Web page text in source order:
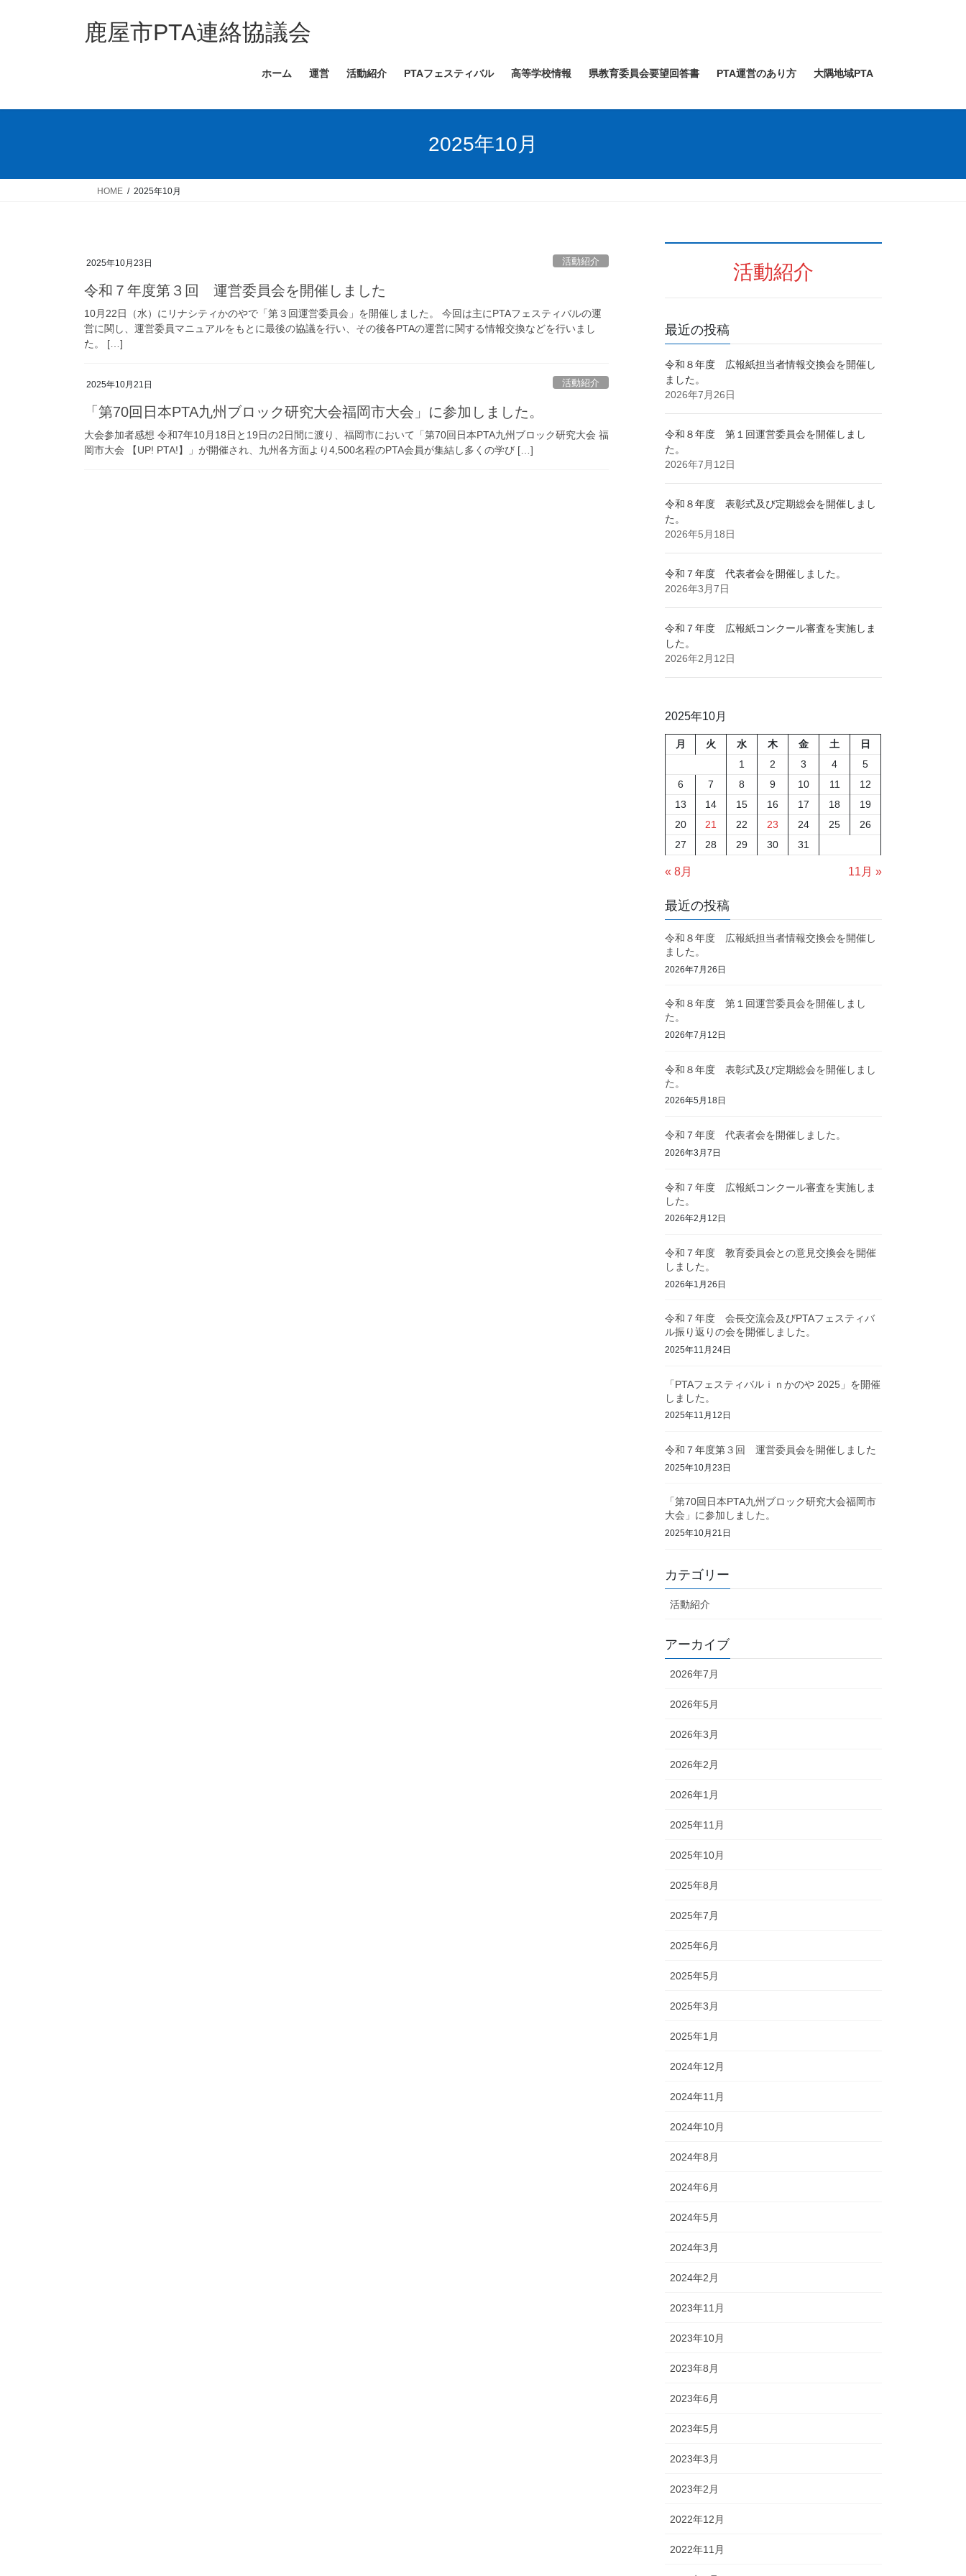
ス
ン
鹿屋市PTA連絡協議会
ホーム 運営 活動紹介 PTAフェスティバル 高等学校情報 県教育委員会要望回答書 PTA運営のあり方 大隅地域PTA
2025年10月
HOME 2025年10月
2025年10月23日 活動紹介
令和７年度第３回 運営委員会を開催しました
10月22日（水）にリナシティかのやで「第３回運営委員会」を開催しました。 今回は主にPTAフェスティバルの運
営に関し、運営委員マニュアルをもとに最後の協議を行い、その後各PTAの運営に関する情報交換などを行いまし
た。 […]
2025年10月21日 活動紹介
「第70回日本PTA九州ブロック研究大会福岡市大会」に参加しました。
大会参加者感想 令和7年10月18日と19日の2日間に渡り、福岡市において「第70回日本PTA九州ブロック研究大会 福
岡市大会 【UP! PTA!】」が開催され、九州各方面より4,500名程のPTA会員が集結し多くの学び […]
活動紹介
最近の投稿
令和８年度 広報紙担当者情報交換会を開催し
ました。
2026年7月26日
令和８年度 第１回運営委員会を開催しまし
た。
2026年7月12日
令和８年度 表彰式及び定期総会を開催しまし
た。
2026年5月18日
令和７年度 代表者会を開催しました。
2026年3月7日
令和７年度 広報紙コンクール審査を実施しま
した。
2026年2月12日
2025年10月
月 火 水 木 金 土
日
1
2 3 4
5
6
7 8 9 10 11
12
13
14 15 16 17 18
19
20
21 22 23 24 25
26
27
28 29 30 31
« 8月 11月 »
最近の投稿
令和８年度 広報紙担当者情報交換会を開催し
ました。
2026年7月26日
令和８年度 第１回運営委員会を開催しまし
た。
2026年7月12日
令和８年度 表彰式及び定期総会を開催しまし
た。
2026年5月18日
令和７年度 代表者会を開催しました。
2026年3月7日
令和７年度 広報紙コンクール審査を実施しま
した。
2026年2月12日
令和７年度 教育委員会との意見交換会を開催
しました。
2026年1月26日
令和７年度 会長交流会及びPTAフェスティバ
ル振り返りの会を開催しました。
2025年11月24日
「PTAフェスティバルｉｎかのや 2025」を開催
しました。
2025年11月12日
令和７年度第３回 運営委員会を開催しました
2025年10月23日
「第70回日本PTA九州ブロック研究大会福岡市
大会」に参加しました。
2025年10月21日
カテゴリー
活動紹介
アーカイブ
2026年7月
2026年5月
2026年3月
2026年2月
2026年1月
2025年11月
2025年10月
2025年8月
2025年7月
2025年6月
2025年5月
2025年3月
2025年1月
2024年12月
2024年11月
2024年10月
2024年8月
2024年6月
2024年5月
2024年3月
2024年2月
2023年11月
2023年10月
2023年8月
2023年6月
2023年5月
2023年3月
2023年2月
2022年12月
2022年11月